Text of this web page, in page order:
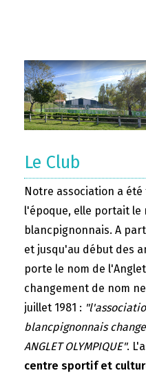
Le Club
Notre association a été
l'époque, elle portait le
blancpignonnais. A
et jusqu'au début des
porte le nom de
changement de nom
juillet 1981 :
blancpignonnais
ANGLET OLYMPIQUE".
centre sportif et